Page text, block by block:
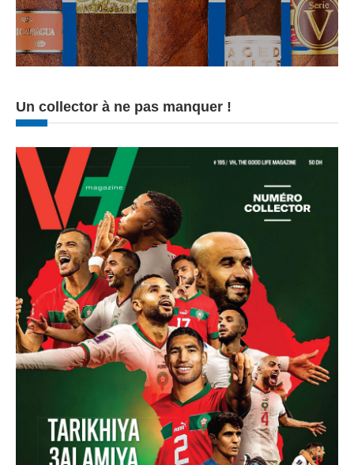
Un collector à ne pas manquer !